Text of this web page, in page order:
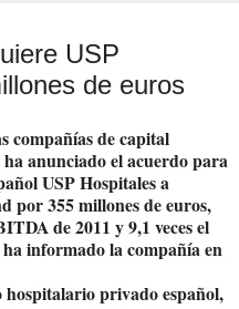
USP
de euros
compañías de capital
anunciado el acuerdo para
USP Hospitales a
por 355 millones de euros,
de 2011 y 9,1 veces el
informado la compañía en
hospitalario privado español,